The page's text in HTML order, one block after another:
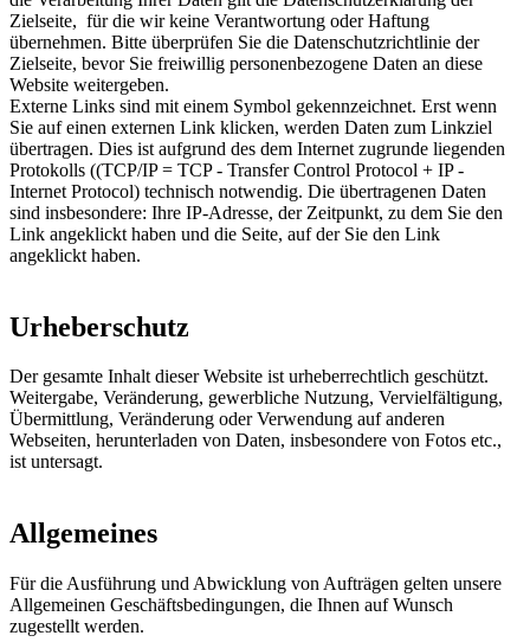
Zielseite, für die wir keine Verantwortung oder Haftung
übernehmen. Bitte überprüfen Sie die Datenschutzrichtlinie der
Zielseite, bevor Sie freiwillig personenbezogene Daten an diese
Website weitergeben.
Externe Links sind mit einem Symbol gekennzeichnet. Erst wenn
Sie auf einen externen Link klicken, werden Daten zum Linkziel
übertragen. Dies ist aufgrund des dem Internet zugrunde liegenden
Protokolls ((TCP/IP = TCP - Transfer Control Protocol + IP -
Internet Protocol) technisch notwendig. Die übertragenen Daten
sind insbesondere: Ihre IP-Adresse, der Zeitpunkt, zu dem Sie den
Link angeklickt haben und die Seite, auf der Sie den Link
angeklickt haben.
Urheberschutz
Der gesamte Inhalt dieser Website ist urheberrechtlich geschützt.
Weitergabe, Veränderung, gewerbliche Nutzung, Vervielfältigung,
Übermittlung, Veränderung oder Verwendung auf anderen
Webseiten, herunterladen von Daten, insbesondere von Fotos etc.,
ist untersagt.
Allgemeines
Für die Ausführung und Abwicklung von Aufträgen gelten unsere
Allgemeinen Geschäftsbedingungen, die Ihnen auf Wunsch
zugestellt werden.